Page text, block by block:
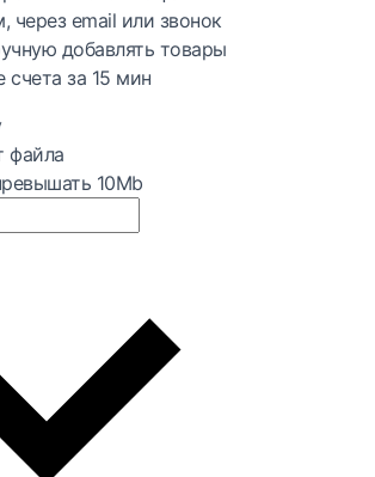
через email или звонок
добавлять товары
счета за 15 мин
файла
10Mb